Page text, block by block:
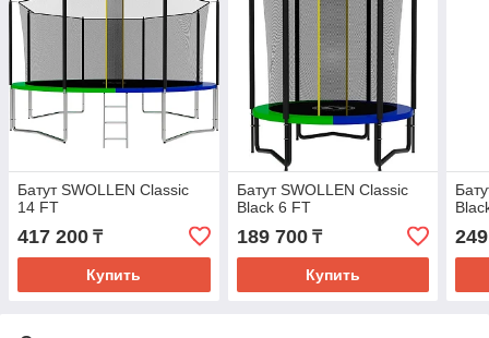
Батут SWOLLEN Classic
14 FT
417 200 ₸
Купить
Батут SWOLLEN Classic
Black 6 FT
189 700₸
Купить